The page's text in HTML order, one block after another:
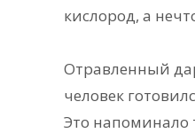
кислород, а
Отравленный
человек
Это напоминало